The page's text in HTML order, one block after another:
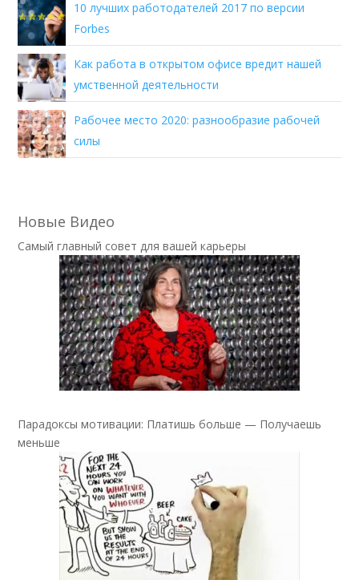
10 лучших работодателей 2017 по версии
Forbes
Как работа в открытом офисе вредит нашей
умственной деятельности
Рабочее место 2020: разнообразие рабочей
силы
Новые Видео
Самый главный совет для вашей карьеры
Парадоксы мотивации: Платишь больше — Получаешь
меньше